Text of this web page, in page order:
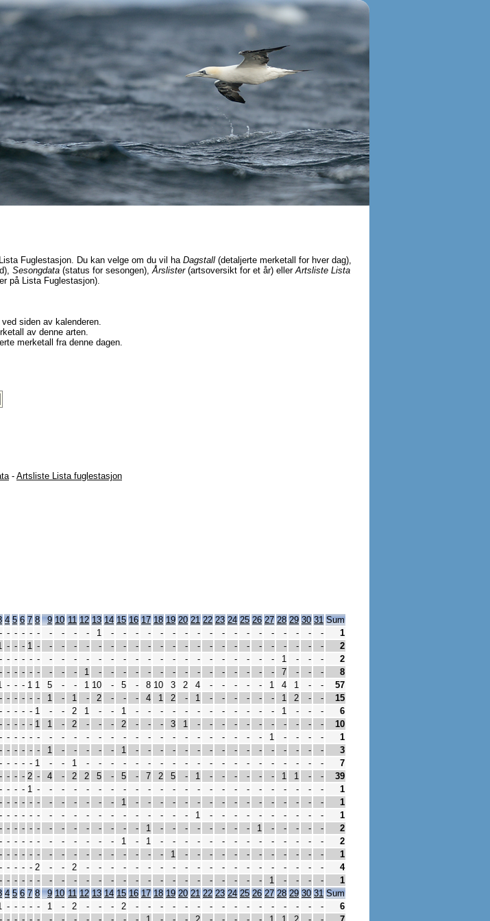
Fuglestasjon. Du kan velge om du vil ha Dagstall (detaljerte merketall for hver dag),
Sesongdata (status for sesongen),Årslister(artsoversikt for et år) ellerArtsliste Lista
på Lista Fuglestasjon).
siden av kalenderen.
av denne arten.
merketall fra denne dagen.
- Artsliste Lista fuglestasjon
4 5 6 7 8 9 10 11 12 13 14 15 16 17 18 19 20 21 22 23 24 25 26 27 28 29 30 31 Sum
- - - - - - - - - - 1 - - - - - - - - - - - - - - - - - -
1
- - - 1 - - - - - - - - - - - - - - - - - - - - - - - -
2
- - - - - - - - - - - - - - - - - - - - - - - - - 1 - - -
2
- - - - - - - - - 1 - - - - - - - - - - - - - - - 7 - - -
8
- - - 1 1 5 - - 1 10 - 5 - 8 10 3 2 4 - - - - - 1 4 1 - -
57
- - - - - - 1 - 1 - 2 - - - 4 1 2 - 1 - - - - - - 1 2 - -
15
- - - - - 1 - - 2 1 - - 1 - - - - - - - - - - - - 1 - - -
6
- - - - - 1 1 - 2 - - - 2 - - - 3 1 - - - - - - - - - - -
10
- - - - - - - - - - - - - - - - - - - - - - - - 1 - - - -
1
- - - - - - 1 - - - - - 1 - - - - - - - - - - - - - - - -
3
- - - - - 1 - - 1 - - - - - - - - - - - - - - - - - - - -
7
- - - - 2 - 4 - 2 2 5 - 5 - 7 2 5 - 1 - - - - - - 1 1 - -
39
- - - - 1 - - - - - - - - - - - - - - - - - - - - - - - -
1
- - - - - - - - - - - - 1 - - - - - - - - - - - - - - - -
1
- - - - - - - - - - - - - - - - - - 1 - - - - - - - - - -
1
- - - - - - - - - - - - - - 1 - - - - - - - - 1 - - - - -
2
- - - - - - - - - - - - 1 - 1 - - - - - - - - - - - - - -
2
- - - - - - - - - - - - - - - - 1 - - - - - - - - - - - -
1
- - - - - 2 - - 2 - - - - - - - - - - - - - - - - - - - -
4
- - - - - - - - - - - - - - - - - - - - - - - - 1 - - - -
1
4 5 6 7 8 9 10 11 12 13 14 15 16 17 18 19 20 21 22 23 24 25 26 27 28 29 30 31 Sum
- - - - - 1 - 2 - - - 2 - - - - - - - - - - - - - - - -
6